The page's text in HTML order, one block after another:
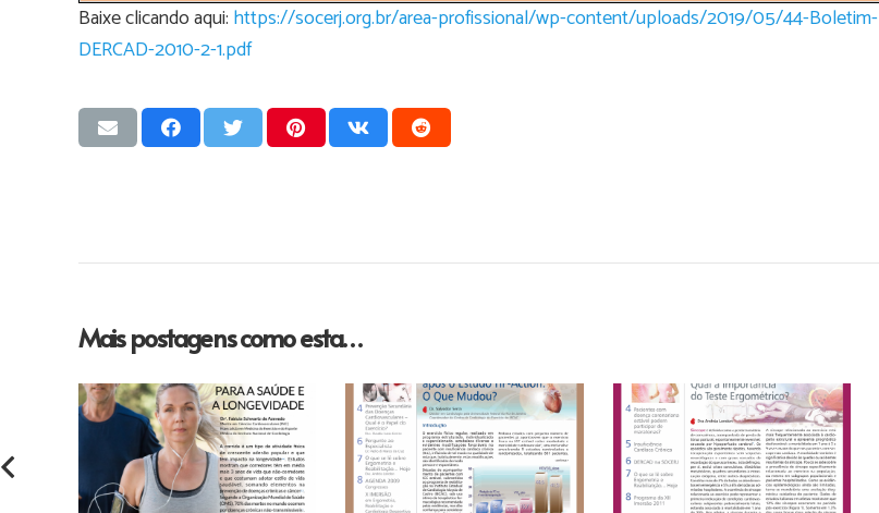
Baixe clicando aqui: https://socerj.org.br/area-profissional/wp-content/uploads/2019/05/44-Boletim-
DERCAD-2010-2-1.pdf
Mais postagens como esta…